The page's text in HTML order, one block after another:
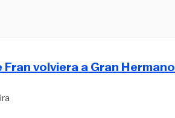
volviera a Gran Hermano